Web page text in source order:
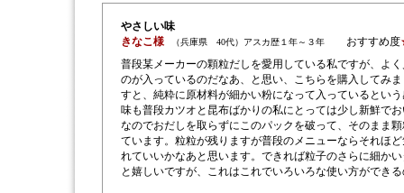
やさしい味
きなこ様
（兵庫県 40代）アスカ歴１年～３年おすすめ度
普段某メーカーの顆粒だしを愛用している私ですが、よ
のが入っているのだなあ、と思い、こちらを購入してみ
すと、純粋に原材料が細かい粉になって入っているとい
味も普段カツオと昆布ばかりの私にとっては少し新鮮で
なのでおだしを取らずにこのパックを破って、そのまま
ています。粒粒が残りますが普段のメニューならそれほ
れていいかなあと思います。できれば粒子のさらに細か
と嬉しいですが、これはこれでいろいろな使い方ができ